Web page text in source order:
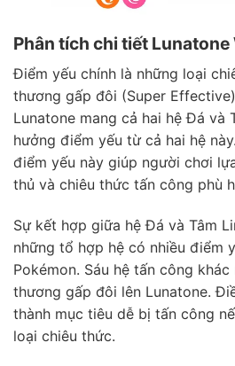
Phân tích chi tiết Lunatone
Điểm yếu chính là những loại
thương gấp đôi (Super
Lunatone mang cả hai hệ Đá và
hưởng điểm yếu từ cả hai hệ
điểm yếu này giúp người chơi
thủ và chiêu thức tấn công phù
Sự kết hợp giữa hệ Đá và Tâm
những tổ hợp hệ có nhiều điểm
Pokémon. Sáu hệ tấn công
thương gấp đôi lên Lunatone.
thành mục tiêu dễ bị tấn công
loại chiêu thức.